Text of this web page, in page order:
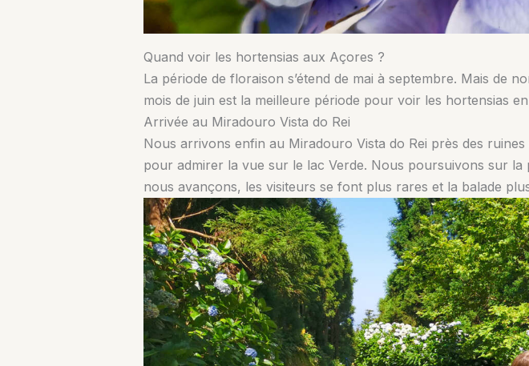
Quand voir les hortensias aux Açores ?
La période de floraison s’étend de mai à septembre. Mais de
mois de juin est la meilleure période pour voir les hortensias
Arrivée au Miradouro Vista do Rei
Nous arrivons enfin au Miradouro Vista do Rei près des
pour admirer la vue sur le lac Verde. Nous poursuivons sur
nous avançons, les visiteurs se font plus rares et la balade